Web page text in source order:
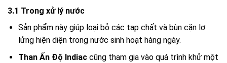
3.1 Trong xử lý nước
Sản phẩm này giúp loại bỏ các tạp chất và bùn cặn lơ
lửng hiện diện trong nước sinh hoạt hàng ngày.
Than Ấn Độ Indiaccũng tham gia vào quá trình khử một